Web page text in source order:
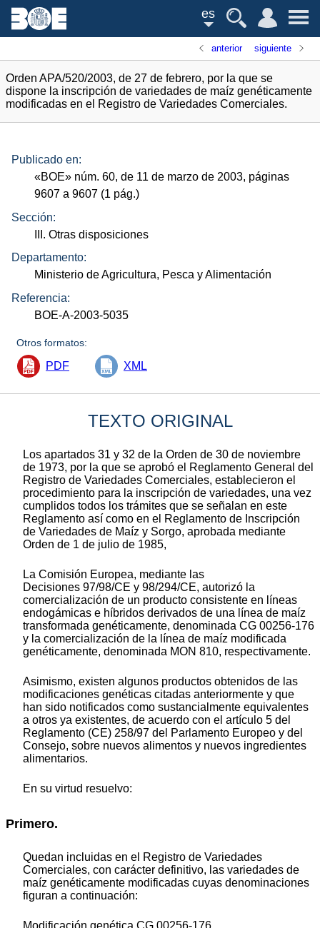
es
anterior siguiente
Orden APA/520/2003, de 27 de febrero, por la que se
dispone la inscripción de variedades de maíz genéticamente
modificadas en el Registro de Variedades Comerciales.
Publicado en:
«BOE» núm. 60, de 11 de marzo de 2003, páginas
9607 a 9607 (1 pág.)
Sección:
III. Otras disposiciones
Departamento:
Ministerio de Agricultura, Pesca y Alimentación
Referencia:
BOE-A-2003-5035
Otros formatos:
PDF XML
TEXTO ORIGINAL
Los apartados 31 y 32 de la Orden de 30 de noviembre
de 1973, por la que se aprobó el Reglamento General del
Registro de Variedades Comerciales, establecieron el
procedimiento para la inscripción de variedades, una vez
cumplidos todos los trámites que se señalan en este
Reglamento así como en el Reglamento de Inscripción
de Variedades de Maíz y Sorgo, aprobada mediante
Orden de 1 de julio de 1985,
La Comisión Europea, mediante las
Decisiones 97/98/CE y 98/294/CE, autorizó la
comercialización de un producto consistente en líneas
endogámicas e híbridos derivados de una línea de maíz
transformada genéticamente, denominada CG 00256-176
y la comercialización de la línea de maíz modificada
genéticamente, denominada MON 810, respectivamente.
Asimismo, existen algunos productos obtenidos de las
modificaciones genéticas citadas anteriormente y que
han sido notificados como sustancialmente equivalentes
a otros ya existentes, de acuerdo con el artículo 5 del
Reglamento (CE) 258/97 del Parlamento Europeo y del
Consejo, sobre nuevos alimentos y nuevos ingredientes
alimentarios.
En su virtud resuelvo:
Primero.
Quedan incluidas en el Registro de Variedades
Comerciales, con carácter definitivo, las variedades de
maíz genéticamente modificadas cuyas denominaciones
figuran a continuación: